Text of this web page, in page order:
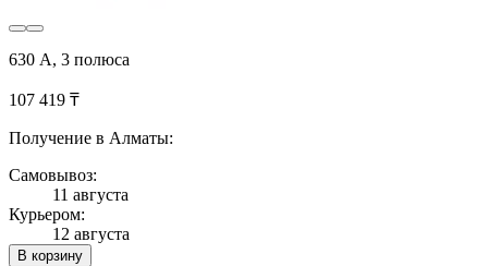
630 А, 3 полюса
107 419 ₸
Получение в Алматы:
Самовывоз:
11 августа
Курьером:
12 августа
В корзину